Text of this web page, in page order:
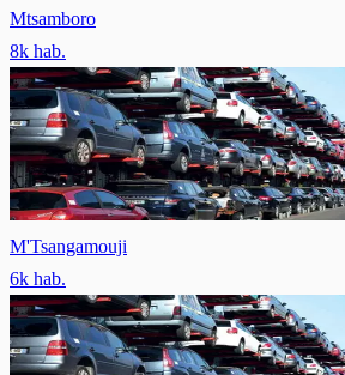
Mtsamboro
8k hab.
M'Tsangamouji
6k hab.